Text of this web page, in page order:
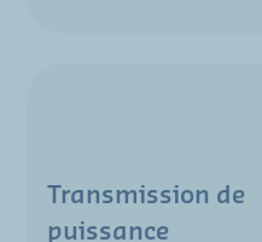
Transmission de
puissance